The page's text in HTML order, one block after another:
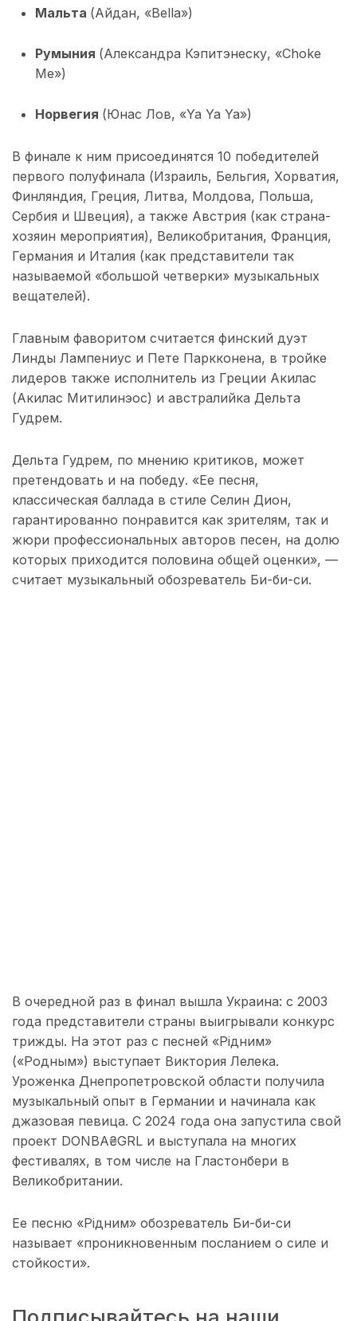
Мальта (Айдан, «Bella»)
Румыния (Александра Кэпитэнеску, «Choke
Me»)
Норвегия (Юнас Лов, «Ya Ya Ya»)
В финале к ним присоединятся 10 победителей
первого полуфинала (Израиль, Бельгия, Хорватия,
Финляндия, Греция, Литва, Молдова, Польша,
Сербия и Швеция), а также Австрия (как страна-
хозяин мероприятия), Великобритания, Франция,
Германия и Италия (как представители так
называемой «большой четверки» музыкальных
вещателей).
Главным фаворитом считается финский дуэт
Линды Лампениус и Пете Паркконена, в тройке
лидеров также исполнитель из Греции Акилас
(Акилас Митилинэос) и австралийка Дельта
Гудрем.
Дельта Гудрем, по мнению критиков, может
претендовать и на победу. «Ее песня,
классическая баллада в стиле Селин Дион,
гарантированно понравится как зрителям, так и
жюри профессиональных авторов песен, на долю
которых приходится половина общей оценки», —
считает музыкальный обозреватель Би-би-си.
В очередной раз в финал вышла Украина: с 2003
года представители страны выигрывали конкурс
трижды. На этот раз с песней «Рiдним»
(«Родным») выступает Виктория Лелека.
Уроженка Днепропетровской области получила
музыкальный опыт в Германии и начинала как
джазовая певица. С 2024 года она запустила свой
проект DONBA₴GRL и выступала на многих
фестивалях, в том числе на Гластонбери в
Великобритании.
Ее песню «Рiдним» обозреватель Би-би-си
называет «проникновенным посланием о силе и
стойкости».